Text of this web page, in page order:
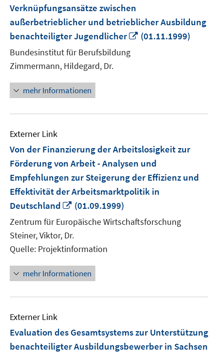
Verknüpfungsansätze zwischen
außerbetrieblicher und betrieblicher Ausbildung
benachteiligter Jugendlicher
In
(01.11.1999)
Bundesinstitut für Berufsbildung
Zimmermann, Hildegard, Dr.
mehr Informationen
Externer Link
Von der Finanzierung der Arbeitslosigkeit zur
Förderung von Arbeit - Analysen und
Empfehlungen zur Steigerung der Effizienz und
Effektivität der Arbeitsmarktpolitik in
Deutschland
In
neuem
Fenster
öffnen
(01.09.1999)
Zentrum für Europäische Wirtschaftsforschung
Steiner, Viktor, Dr.
Quelle: Projektinformation
mehr Informationen
Externer Link
Evaluation des Gesamtsystems zur Unterstützung
benachteiligter Ausbildungsbewerber in Sachsen